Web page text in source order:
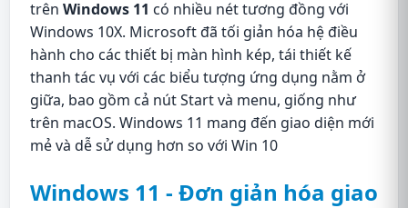
trên Windows 11 có nhiều nét tương đồng với
Windows 10X. Microsoft đã tối giản hóa hệ điều
hành cho các thiết bị màn hình kép, tái thiết kế
thanh tác vụ với các biểu tượng ứng dụng nằm ở
giữa, bao gồm cả nút Start và menu, giống như
trên macOS. Windows 11 mang đến giao diện mới
mẻ và dễ sử dụng hơn so với Win 10
Windows 11 - Đơn giản hóa giao